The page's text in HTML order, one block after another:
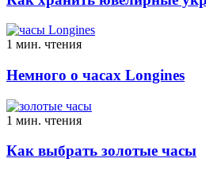
1 мин. чтения
Немного о часах Longines
1 мин. чтения
Как выбрать золотые часы